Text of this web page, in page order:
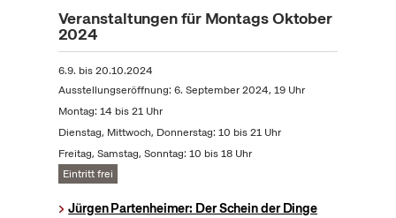
Veranstaltungen für Montags Oktober
2024
6.9. bis20.10.2024
Ausstellungseröffnung: 6. September 2024, 19 Uhr
Montag: 14 bis 21 Uhr
Dienstag, Mittwoch, Donnerstag: 10 bis 21 Uhr
Freitag, Samstag, Sonntag: 10 bis 18 Uhr
Eintritt frei
Jürgen Partenheimer: Der Schein der Dinge